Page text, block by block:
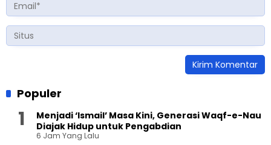
Populer
Menjadi ‘Ismail’ Masa Kini, Generasi Waqf-e-Nau
Diajak Hidup untuk Pengabdian
6 Jam Yang Lalu